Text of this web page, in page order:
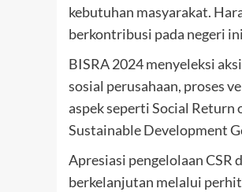
kebutuhan masyarakat.
berkontribusi pada negeri
BISRA 2024 menyeleksi
sosial perusahaan, proses
aspek seperti Social Return
Sustainable Development
Apresiasi pengelolaan CSR
berkelanjutan melalui